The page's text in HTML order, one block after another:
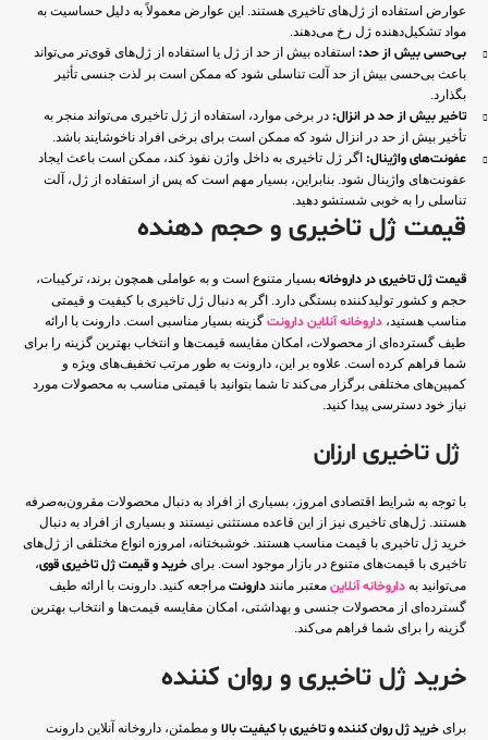
عوارض استفاده از ژل‌های تاخیری هستند. این عوارض معمولاً به دلیل حساسیت به
مواد تشکیل‌دهنده ژل رخ می‌دهند.
بی‌حسی بیش از حد: استفاده بیش از حد از ژل یا استفاده از ژل‌های قوی‌تر می‌تواند
باعث بی‌حسی بیش از حد آلت تناسلی شود که ممکن است بر لذت جنسی تأثیر
بگذارد.
تاخیر بیش از حد در انزال: در برخی موارد، استفاده از ژل تاخیری می‌تواند منجر به
تأخیر بیش از حد در انزال شود که ممکن است برای برخی افراد ناخوشایند باشد.
عفونت‌های واژینال: اگر ژل تاخیری به داخل واژن نفوذ کند، ممکن است باعث ایجاد
عفونت‌های واژینال شود. بنابراین، بسیار مهم است که پس از استفاده از ژل، آلت
تناسلی را به خوبی شستشو دهید.
قیمت ژل تاخیری و حجم دهنده
قیمت ژل تاخیری در داروخانه بسیار متنوع است و به عواملی همچون برند، ترکیبات،
حجم و کشور تولیدکننده بستگی دارد. اگر به دنبال ژل تاخیری با کیفیت و قیمتی
مناسب هستید، داروخانه آنلاین دارونت گزینه بسیار مناسبی است. دارونت با ارائه
طیف گسترده‌ای از محصولات، امکان مقایسه قیمت‌ها و انتخاب بهترین گزینه را برای
شما فراهم کرده است. علاوه بر این، دارونت به طور مرتب تخفیف‌های ویژه و
کمپین‌های مختلفی برگزار می‌کند تا شما بتوانید با قیمتی مناسب به محصولات مورد
نیاز خود دسترسی پیدا کنید.
ژل تاخیری ارزان
با توجه به شرایط اقتصادی امروز، بسیاری از افراد به دنبال محصولات مقرون‌به‌صرفه
هستند. ژل‌های تاخیری نیز از این قاعده مستثنی نیستند و بسیاری از افراد به دنبال
خرید ژل تاخیری با قیمت مناسب هستند. خوشبختانه، امروزه انواع مختلفی از ژل‌های
تاخیری با قیمت‌های متنوع در بازار موجود است. برای خرید و قیمت ژل تاخیری قوی،
می‌توانید به داروخانه‌ آنلاین معتبر مانند دارونت مراجعه کنید. دارونت با ارائه طیف
گسترده‌ای از محصولات جنسی و بهداشتی، امکان مقایسه قیمت‌ها و انتخاب بهترین
گزینه را برای شما فراهم می‌کند.
خرید ژل تاخیری و روان کننده
برای خرید ژل روان کننده و تاخیری با کیفیت بالا و مطمئن، داروخانه آنلاین دارونت